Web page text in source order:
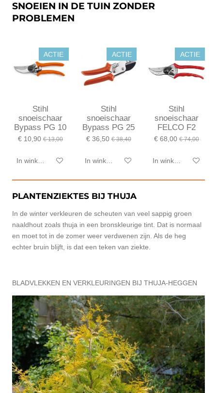
SNOEIEN IN DE TUIN ZONDER
PROBLEMEN
ACTIE
Stihl
snoeischaar
Bypass PG 10
€ 10,90 € 13,00
In winkelwagen
ACTIE
Stihl
snoeischaar
Bypass PG 25
€ 36,50 € 38,40
In winkelwagen
ACTIE
Stihl
snoeischaar
FELCO F2
€ 68,00 € 74,00
In winkelwagen
PLANTENZIEKTES BIJ THUJA
In de winter verkleuren de scheuten van veel sappig groen
naaldhout zoals thuja in een bronskleurige tint. Dat is normaal
en moet tot in de zomer weer verdwenen zijn. Als de heg
echter bruin blijft, is dat een teken van ziekte.
BLADVLEKKEN EN VERKLEURINGEN BIJ THUJA-HEGGEN